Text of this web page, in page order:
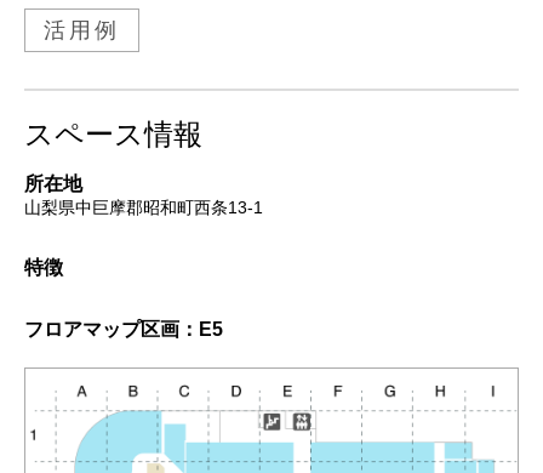
活用例
スペース情報
所在地
山梨県中巨摩郡昭和町西条13-1
特徴
フロアマップ区画：E5